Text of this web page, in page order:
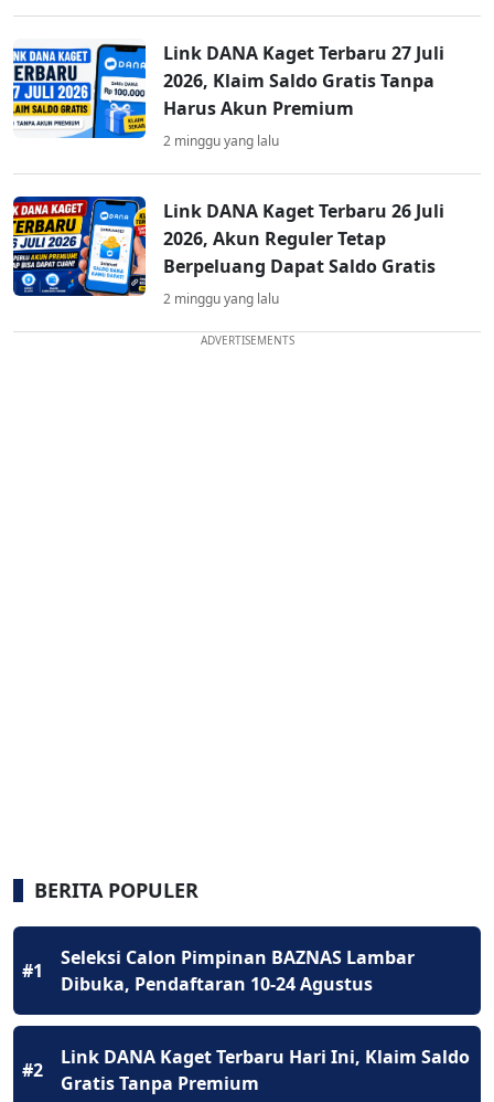
Link DANA Kaget Terbaru 27 Juli
2026, Klaim Saldo Gratis Tanpa
Harus Akun Premium
2 minggu yang lalu
Link DANA Kaget Terbaru 26 Juli
2026, Akun Reguler Tetap
Berpeluang Dapat Saldo Gratis
2 minggu yang lalu
ADVERTISEMENTS
BERITA POPULER
#1
Seleksi Calon Pimpinan BAZNAS Lambar
Dibuka, Pendaftaran 10-24 Agustus
#2
Link DANA Kaget Terbaru Hari Ini, Klaim Saldo
Gratis Tanpa Premium